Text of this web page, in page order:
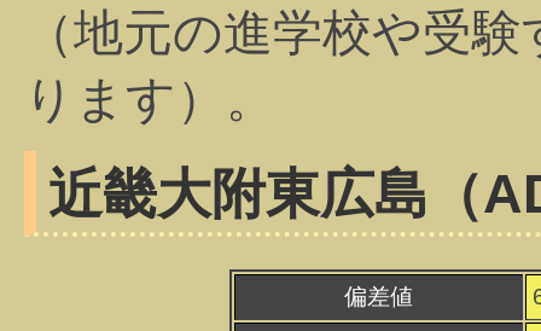
（地元の進学校や受
ります）。
近畿大附東広島（
偏差値